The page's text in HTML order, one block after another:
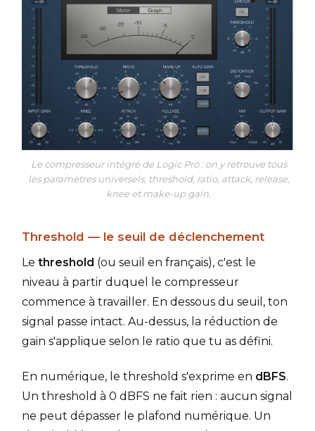
Le compresseur intégré de Logic Pro : on y retrouve tous
les paramètres universels, threshold, ratio, attack, release,
knee et make-up gain.
Threshold — le seuil de déclenchement
Lethreshold (ou seuil en français), c'est le
niveau à partir duquel le compresseur
commence à travailler. En dessous du seuil, ton
signal passe intact. Au-dessus, la réduction de
gain s'applique selon le ratio que tu as défini.
En numérique, le threshold s'exprime en dBFS.
Un threshold à 0 dBFS ne fait rien : aucun signal
ne peut dépasser le plafond numérique. Un